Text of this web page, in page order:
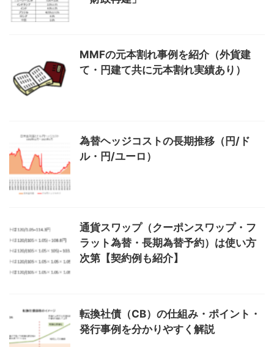
MMFの元本割れ事例を紹介（外貨建
て・円建て共に元本割れ実績あり）
為替ヘッジコストの長期推移（円/ド
ル・円/ユーロ）
通貨スワップ（クーポンスワップ・フ
ラット為替・長期為替予約）は使い方
次第【契約例も紹介】
転換社債（CB）の仕組み・ポイント・
発行事例を分かりやすく解説